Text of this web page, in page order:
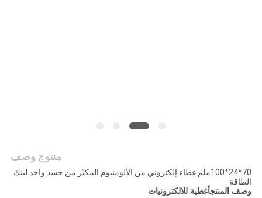
منتوج وصف
70*24*100ملم غطاء إلكتروني من الألومنيوم المكبّر من جسد واحد لبنك
الطاقة
وصف المنتجأغطية للالكترونيات